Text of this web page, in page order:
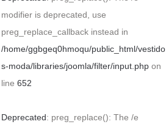
modifier is deprecated, use
preg_replace_callback instead in
/home/ggbgeq0hmoqu/public_html/vestido
s-moda/libraries/joomla/filter/input.php on
line 652
Deprecated: preg_replace(): The /e